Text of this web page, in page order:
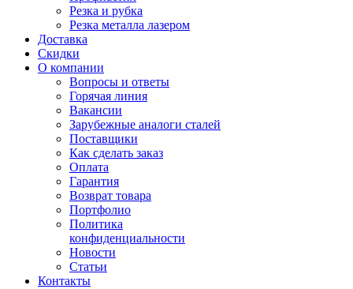
Резка и рубка
Резка металла лазером
Доставка
Скидки
О компании
Вопросы и ответы
Горячая линия
Вакансии
Зарубежные аналоги сталей
Поставщики
Как сделать заказ
Оплата
Гарантия
Возврат товара
Портфолио
Политика
конфиденциальности
Новости
Статьи
Контакты